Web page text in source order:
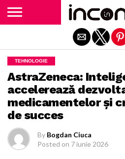
TEHNOLOGIE
AstraZeneca:
accelerează
medicamentelor şi
de succes
By Bogdan Ciuca
Posted on 7 iunie 2026
Exit mobile